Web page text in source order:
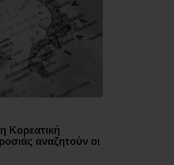
Κορεατική
αναζητούν οι